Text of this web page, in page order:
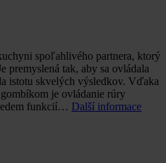
spoľahlivého partnera, ktorý
premyslená tak, aby sa ovládala
istotu skvelých výsledkov. Vďaka
je ovládanie rúry
funkcií… Další informace